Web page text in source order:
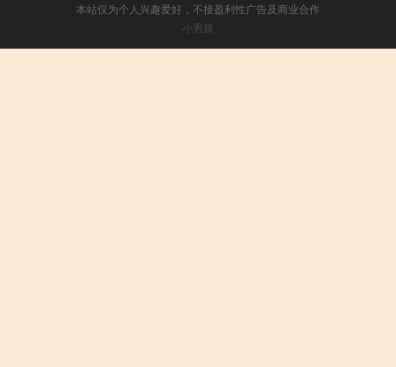
本站仅为个人兴趣爱好，不接盈利性广告及商业合作
小男孩